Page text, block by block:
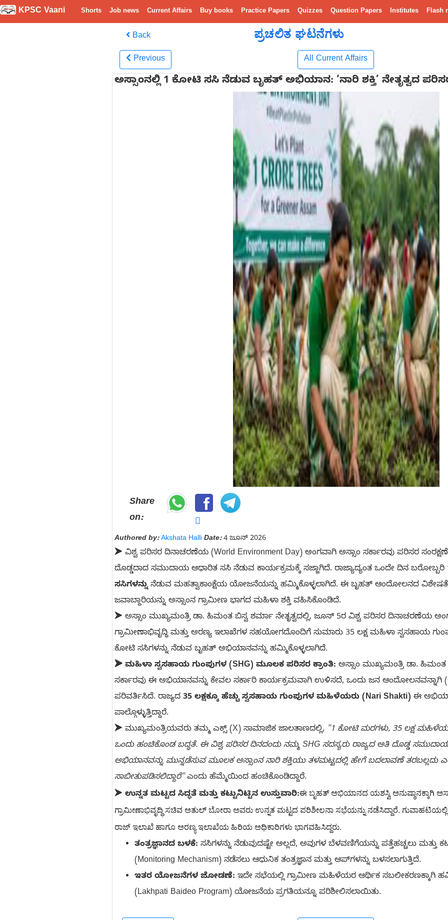
KPSC Vaani Shorts Job news Current Affairs Buy books Practice Papers Quizzes Question Papers Institutes Flash
Back ಪ್ರಚಲಿತ ಘಟನೆಗಳು
Previous All Current Affairs
ಅಸ್ಸಾಂನಲ್ಲಿ 1 ಕೋಟಿ ಸಸಿ ನೆಡುವ ಬೃಹತ್ ಅಭಿಯಾನ: ‘ನಾರಿ ಶಕ್ತಿ’ ನೇತೃತ್ವದ
Share
on:
Authored by: Akshata Halli Date:4 ಜೂನ್ 2026
➤ ವಿಶ್ವ ಪರಿಸರ ದಿನಾಚರಣೆಯ (World Environment Day) ಅಂಗವಾಗಿ ಅಸ್ಸಾಂ ಸರ್ಕಾರವು ಪರಿಸರ
ದೊಡ್ಡದಾದ ಸಮುದಾಯ ಆಧಾರಿತ ಸಸಿ ನೆಡುವ ಕಾರ್ಯಕ್ರಮಕ್ಕೆ ಸಜ್ಜಾಗಿದೆ. ರಾಜ್ಯಾದ್ಯಂತ ಒಂದೇ ದಿನ ಬರೋಬ್ಬರಿ
ಸಸಿಗಳನ್ನುನೆಡುವ ಮಹತ್ವಾಕಾಂಕ್ಷೆಯ ಯೋಜನೆಯನ್ನು ಹಮ್ಮಿಕೊಳ್ಳಲಾಗಿದೆ. ಈ ಬೃಹತ್ ಆಂದೋಲನದ
ಜವಾಬ್ದಾರಿಯನ್ನು ಅಸ್ಸಾಂನ ಗ್ರಾಮೀಣ ಭಾಗದ ಮಹಿಳಾ ಶಕ್ತಿ ವಹಿಸಿಕೊಂಡಿದೆ.
➤ ಅಸ್ಸಾಂ ಮುಖ್ಯಮಂತ್ರಿ ಡಾ. ಹಿಮಂತ ಬಿಸ್ವ ಶರ್ಮಾ ನೇತೃತ್ವದಲ್ಲಿ, ಜೂನ್ 5ರ ವಿಶ್ವ ಪರಿಸರ ದಿನಾಚರಣೆಯ
ಗ್ರಾಮೀಣಾಭಿವೃದ್ಧಿ ಮತ್ತು ಅರಣ್ಯ ಇಲಾಖೆಗಳ ಸಹಯೋಗದೊಂದಿಗೆ ಸುಮಾರು 35 ಲಕ್ಷ ಮಹಿಳಾ ಸ್ವಸಹಾಯ
ಕೋಟಿ ಸಸಿಗಳನ್ನು ನೆಡುವ ಬೃಹತ್ ಅಭಿಯಾನವನ್ನು ಹಮ್ಮಿಕೊಳ್ಳಲಾಗಿದೆ.
➤ ಮಹಿಳಾ ಸ್ವಸಹಾಯ ಗುಂಪುಗಳ (SHG) ಮೂಲಕ ಪರಿಸರ ಕ್ರಾಂತಿ: ಅಸ್ಸಾಂ ಮುಖ್ಯಮಂತ್ರಿ ಡಾ. ಹಿಮಂತ
ಸರ್ಕಾರವು ಈ ಅಭಿಯಾನವನ್ನು ಕೇವಲ ಸರ್ಕಾರಿ ಕಾರ್ಯಕ್ರಮವಾಗಿ ಉಳಿಸದೆ, ಒಂದು ಜನ ಆಂದೋಲನವನ್ನಾಗಿ
ಪರಿವರ್ತಿಸಿದೆ. ರಾಜ್ಯದ 35 ಲಕ್ಷಕ್ಕೂ ಹೆಚ್ಚು ಸ್ವಸಹಾಯ ಗುಂಪುಗಳ ಮಹಿಳೆಯರು (Nari Shakti) ಈ
ಪಾಲ್ಗೊಳ್ಳುತ್ತಿದ್ದಾರೆ.
➤ ಮುಖ್ಯಮಂತ್ರಿಯವರು ತಮ್ಮ ಎಕ್ಸ್ (X) ಸಾಮಾಜಿಕ ಜಾಲತಾಣದಲ್ಲಿ, "1 ಕೋಟಿ ಮರಗಳು, 35 ಲಕ್ಷ
ಒಂದು ಹಂಚಿಕೊಂಡ ಬದ್ಧತೆ. ಈ ವಿಶ್ವ ಪರಿಸರ ದಿನದಂದು ನಮ್ಮ SHG ಸದಸ್ಯರು ರಾಜ್ಯದ ಅತಿ ದೊಡ್ಡ
ಅಭಿಯಾನವನ್ನು ಮುನ್ನಡೆಸುವ ಮೂಲಕ ಅಸ್ಸಾಂನ ನಾರಿ ಶಕ್ತಿಯು ತಳಮಟ್ಟದಲ್ಲಿ ಹೇಗೆ ಬದಲಾವಣೆ ತರಬಲ್ಲದು
ಸಾಬೀತುಪಡಿಸಲಿದ್ದಾರೆ"ಎಂದು ಹೆಮ್ಮೆಯಿಂದ ಹಂಚಿಕೊಂಡಿದ್ದಾರೆ.
➤ ಉನ್ನತ ಮಟ್ಟದ ಸಿದ್ಧತೆ ಮತ್ತು ಕಟ್ಟುನಿಟ್ಟಿನ ಉಸ್ತುವಾರಿ:ಈ ಬೃಹತ್ ಅಭಿಯಾನದ ಯಶಸ್ವಿ ಅನುಷ್ಠಾನಕ್ಕಾಗಿ
ಗ್ರಾಮೀಣಾಭಿವೃದ್ಧಿ ಸಚಿವ ಅತುಲ್ ಬೋರಾ ಅವರು ಉನ್ನತ ಮಟ್ಟದ ಪರಿಶೀಲನಾ ಸಭೆಯನ್ನು ನಡೆಸಿದ್ದಾರೆ.
ರಾಜ್ ಇಲಾಖೆ ಹಾಗೂ ಅರಣ್ಯ ಇಲಾಖೆಯ ಹಿರಿಯ ಅಧಿಕಾರಿಗಳು ಭಾಗವಹಿಸಿದ್ದರು.
ತಂತ್ರಜ್ಞಾನದ ಬಳಕೆ: ಸಸಿಗಳನ್ನು ನೆಡುವುದಷ್ಟೇ ಅಲ್ಲದೆ, ಅವುಗಳ ಬೆಳವಣಿಗೆಯನ್ನು ಪತ್ತೆಹಚ್ಚಲು ಮತ್ತು
(Monitoring Mechanism) ನಡೆಸಲು ಆಧುನಿಕ ತಂತ್ರಜ್ಞಾನ ಮತ್ತು ಆಪ್‌ಗಳನ್ನು ಬಳಸಲಾಗುತ್ತಿದೆ.
ಇತರ ಯೋಜನೆಗಳ ಜೋಡಣೆ: ಇದೇ ಸಭೆಯಲ್ಲಿ ಗ್ರಾಮೀಣ ಮಹಿಳೆಯರ ಆರ್ಥಿಕ ಸಬಲೀಕರಣಕ್ಕಾಗಿ
(Lakhpati Baideo Program) ಯೋಜನೆಯ ಪ್ರಗತಿಯನ್ನೂ ಪರಿಶೀಲಿಸಲಾಯಿತು.